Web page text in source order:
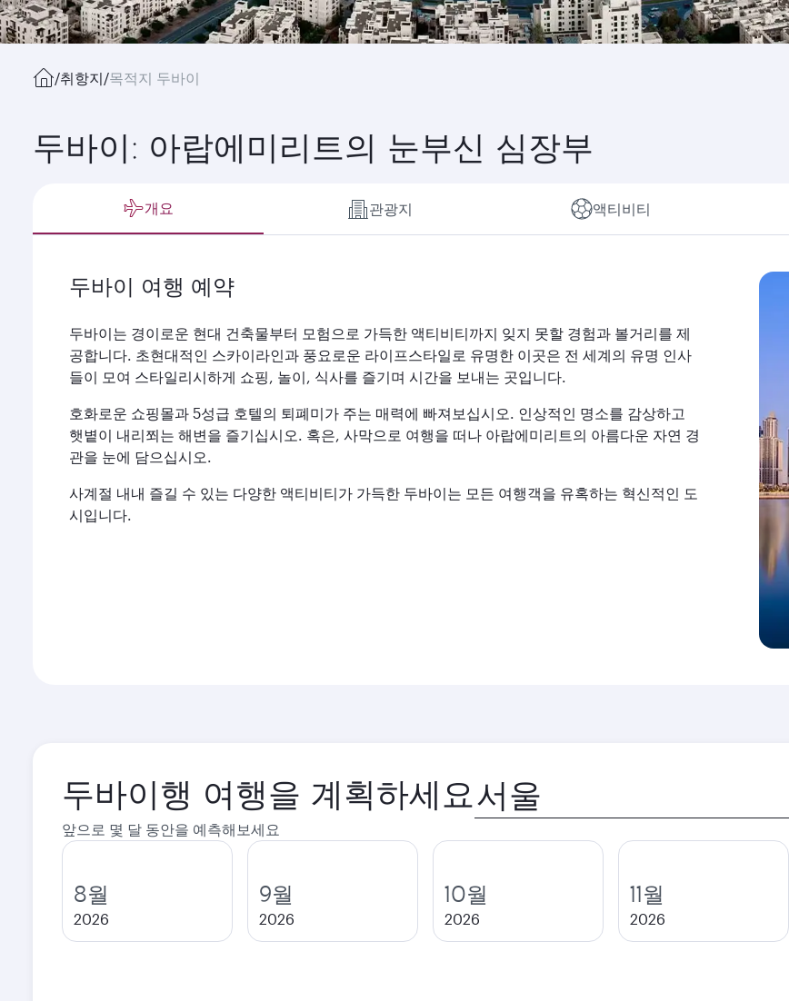
/취항지/목적지 두바이
두바이: 아랍에미리트의 눈부신 심장부
개요 관광지 액티비티
두바이 여행 예약
두바이는 경이로운 현대 건축물부터 모험으로 가득한 액티비티까지 잊지 못할 경험과 볼거리를 제
공합니다. 초현대적인 스카이라인과 풍요로운 라이프스타일로 유명한 이곳은 전 세계의 유명 인사
들이 모여 스타일리시하게 쇼핑, 놀이, 식사를 즐기며 시간을 보내는 곳입니다.
호화로운 쇼핑몰과 5성급 호텔의 퇴폐미가 주는 매력에 빠져보십시오. 인상적인 명소를 감상하고
햇볕이 내리쬐는 해변을 즐기십시오. 혹은, 사막으로 여행을 떠나 아랍에미리트의 아름다운 자연 경
관을 눈에 담으십시오.
사계절 내내 즐길 수 있는 다양한 액티비티가 가득한 두바이는 모든 여행객을 유혹하는 혁신적인 도
시입니다.
두바이행 여행을 계획하세요 출
발
시
앞으로 몇 달 동안을 예측해보세요
8월
2026
9월
2026
10월
2026
11월
2026